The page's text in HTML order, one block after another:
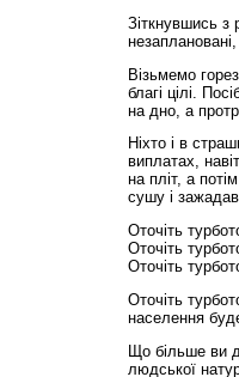
Зіткнувшись з
Візьмемо
благі цілі.
на дно, а
Ніхто і в
виплатах,
на пліт, а
сушу і
Оточіть
Оточіть
Оточіть
Оточіть
населення
Що більше ви
людської